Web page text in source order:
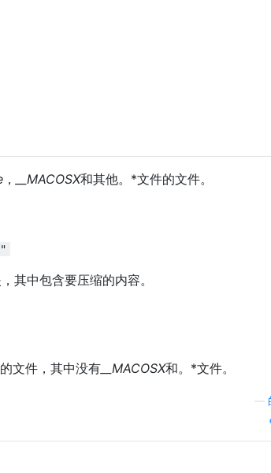
， __MACOSX和其他。*文件的文件。
其中包含要压缩的内容。
文件，其中没有 __MACOSX和。*文件。